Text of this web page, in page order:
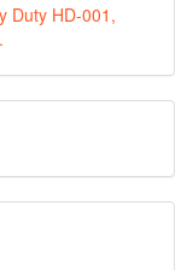
Duty HD-001,